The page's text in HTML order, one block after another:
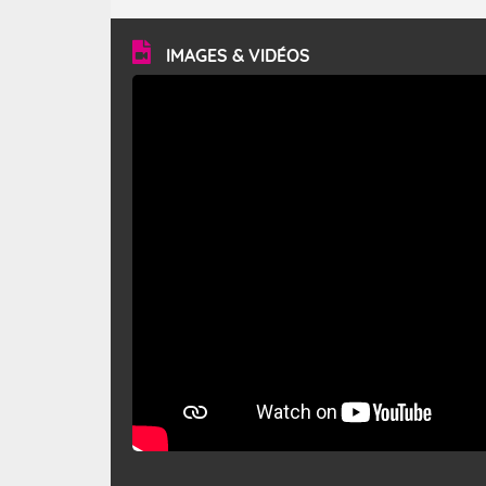
vitesse moyenne de 50 km/h et atteindre 80 à 100 km/h
en rafales, parfois davantage. Il parcourt la basse vallée
du Rhône et la Provence et envahit le littoral
méditerranéen à partir de la Camargue.
IMAGES & VIDÉOS